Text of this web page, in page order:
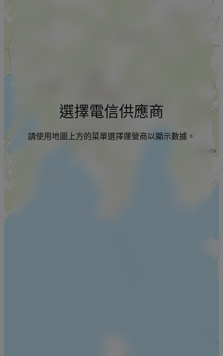
選擇電信供應商
請使用地圖上方的菜單選擇運營商以顯示數據。